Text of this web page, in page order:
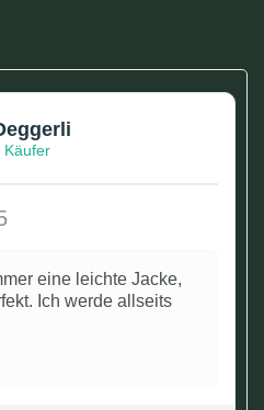
Käufer
eine leichte Jacke,
Ich werde allseits